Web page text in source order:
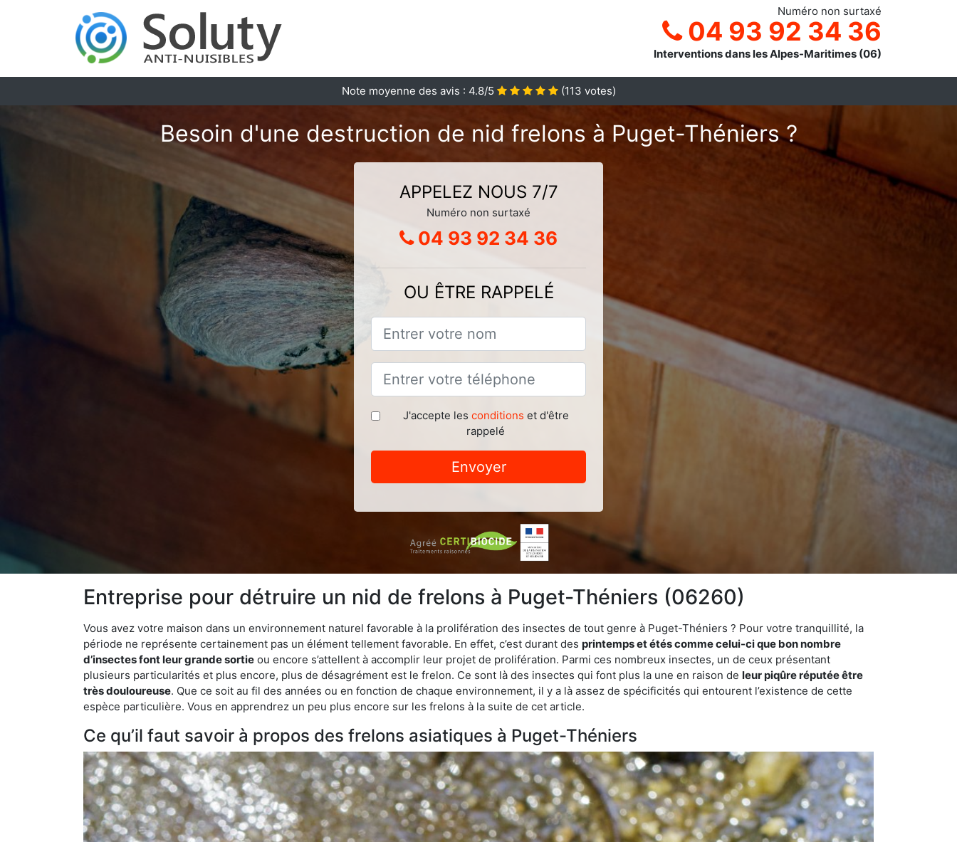
Numéro non surtaxé
04 93 92 34 36
Interventions dans les Alpes-Maritimes (06)
Note moyenne des avis : 4.8/5 (113 votes)
Besoin d'une destruction de nid frelons à Puget-Théniers ?
APPELEZ NOUS 7/7
Numéro non surtaxé
04 93 92 34 36
OU ÊTRE RAPPELÉ
J'accepte les conditions et d'être
rappelé
Envoyer
Entreprise pour détruire un nid de frelons à Puget-Théniers (06260)
Vous avez votre maison dans un environnement naturel favorable à la prolifération des insectes de tout genre à Puget-Théniers ? Pour votre tranquillité, la
période ne représente certainement pas un élément tellement favorable. En effet, c’est durant des printemps et étés comme celui-ci que bon nombre
d’insectes font leur grande sortie ou encore s’attellent à accomplir leur projet de prolifération. Parmi ces nombreux insectes, un de ceux présentant
plusieurs particularités et plus encore, plus de désagrément est le frelon. Ce sont là des insectes qui font plus la une en raison de leur piqûre réputée être
très douloureuse. Que ce soit au fil des années ou en fonction de chaque environnement, il y a là assez de spécificités qui entourent l’existence de cette
espèce particulière. Vous en apprendrez un peu plus encore sur les frelons à la suite de cet article.
Ce qu’il faut savoir à propos des frelons asiatiques à Puget-Théniers